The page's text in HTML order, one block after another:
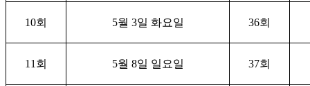
10회 5월 3일 화요일 36회
11 회 5월 8일 일요일 37회